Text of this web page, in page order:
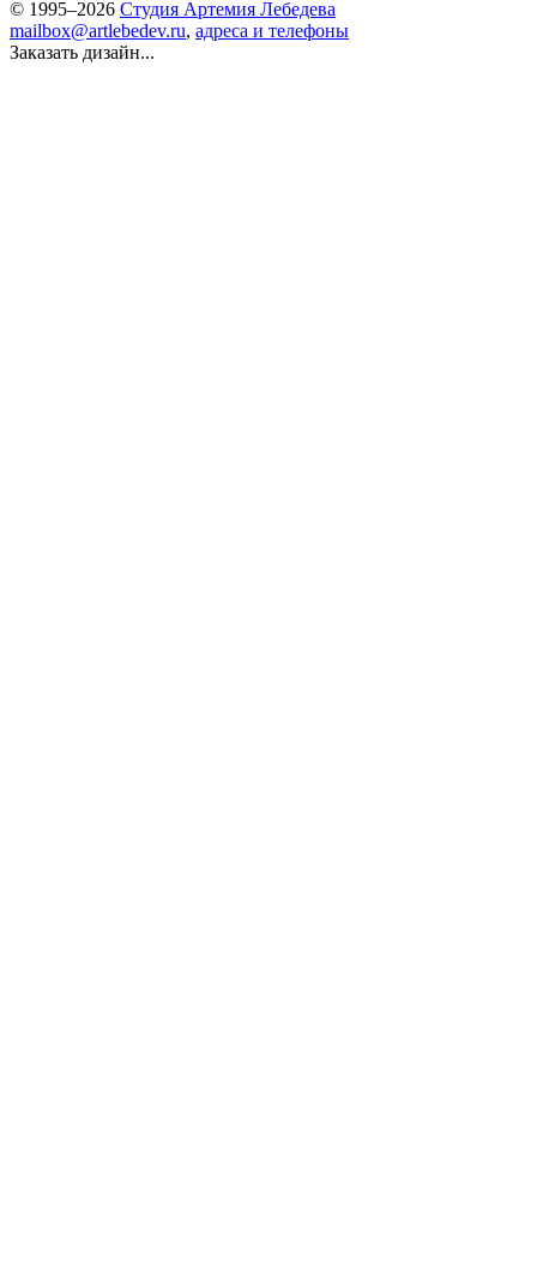
© 1995–2026 Студия Артемия Лебедева
mailbox@artlebedev.ru, адреса и телефоны
Заказать дизайн...